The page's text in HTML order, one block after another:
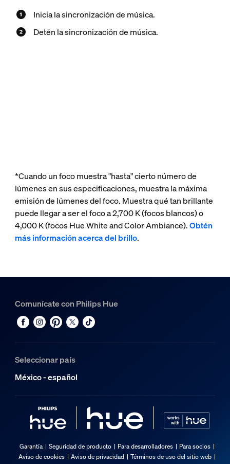
Inicia la sincronización de música.
Detén la sincronización de música.
*Cuando un foco muestra "hasta" cierto número de
lúmenes en sus especificaciones, muestra la máxima
emisión de lúmenes del foco. Muestra qué tan brillante
puede llegar a ser el foco a 2,700 K (focos blancos) o
4,000 K (focos Hue White and Color Ambiance).Obtén
más información acerca del brillo.
Comunícate con Philips Hue
Seleccionar país
México - español
Garantía Seguridad de producto Para desarrolladores
Para socios
Aviso de cookies
Aviso de privacidad
Términos de uso del sitio web